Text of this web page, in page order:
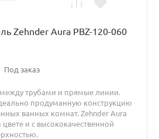
Zehnder Aura PBZ-120-060
Под заказ
трубами и прямые линии.
продуманную конструкцию
ванных комнат. Zehnder Aura
и с высококачественной